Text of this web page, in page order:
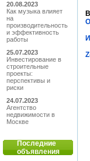
20.08.2023
Как музыка влияет
на
производительность
и эффективность
работы
25.07.2023
Инвестирование в
строительные
проекты:
перспективы и
риски
24.07.2023
Агентство
недвижимости в
Москве
Последние
объявления